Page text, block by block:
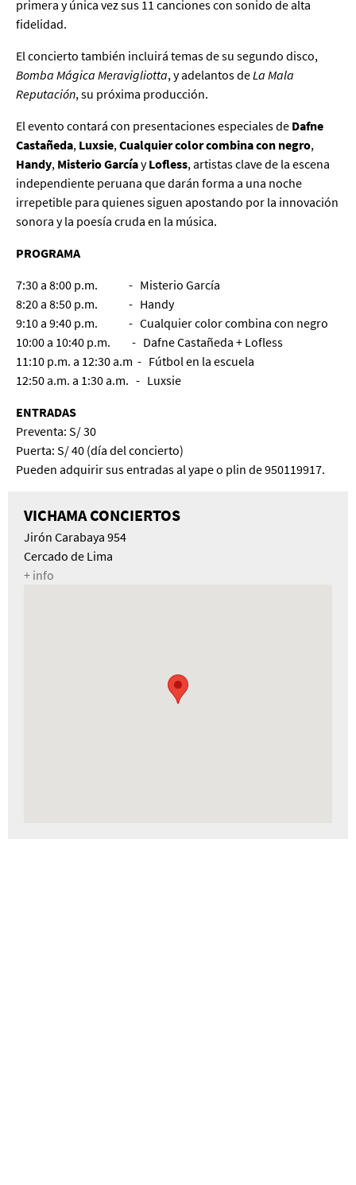
primera y única vez sus 11 canciones con sonido de alta
fidelidad.
El concierto también incluirá temas de su segundo disco,
Bomba Mágica Meravigliotta, y adelantos deLa Mala
Reputación, su próxima producción.
El evento contará con presentaciones especiales de Dafne
Castañeda, Luxsie,Cualquier color combina con negro,
Handy, Misterio GarcíayLofless, artistas clave de la escena
independiente peruana que darán forma a una noche
irrepetible para quienes siguen apostando por la innovación
sonora y la poesía cruda en la música.
PROGRAMA
7:30 a 8:00 p.m. - Misterio García
8:20 a 8:50 p.m. - Handy
9:10 a 9:40 p.m. - Cualquier color combina con negro
10:00 a 10:40 p.m. - Dafne Castañeda + Lofless
11:10 p.m. a 12:30 a.m - Fútbol en la escuela
12:50 a.m. a 1:30 a.m. - Luxsie
ENTRADAS
Preventa: S/ 30
Puerta: S/ 40 (día del concierto)
Pueden adquirir sus entradas al yape o plin de 950119917.
VICHAMA CONCIERTOS
Jirón Carabaya 954
Cercado de Lima
+ info